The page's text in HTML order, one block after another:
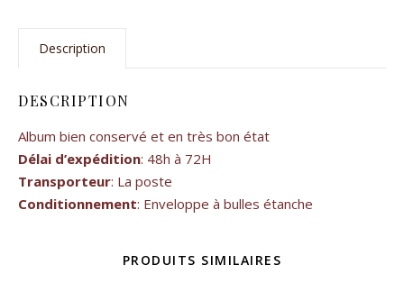
Description
DESCRIPTION
Album bien conservé et en très bon état
Délai d’expédition: 48h à 72H
Transporteur: La poste
Conditionnement: Enveloppe à bulles étanche
PRODUITS SIMILAIRES